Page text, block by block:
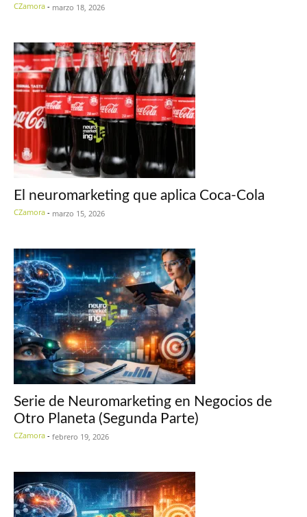
CZamora - marzo 18, 2026
El neuromarketing que aplica Coca-Cola
CZamora - marzo 15, 2026
Serie de Neuromarketing en Negocios de
Otro Planeta (Segunda Parte)
CZamora - febrero 19, 2026